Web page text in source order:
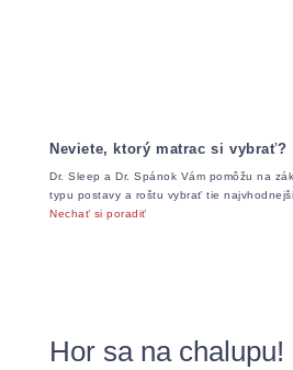
Neviete, ktorý matrac si vybrať?
Dr. Sleep a Dr. Spánok Vám pomôžu na
typu postavy a roštu vybrať tie
Nechať si poradiť
Hor sa na